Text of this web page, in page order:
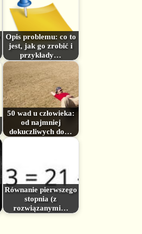
Opis problemu: co to
jest, jak go zrobić i
przykłady…
50 wad u człowieka:
od najmniej
dokuczliwych do…
Równanie pierwszego
stopnia (z
rozwiązanymi…